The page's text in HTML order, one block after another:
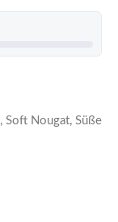
, Soft Nougat, Süße